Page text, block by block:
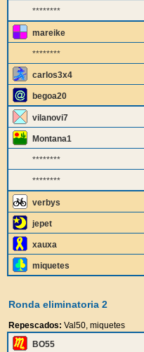
********
mareike
********
carlos3x4
begoa20
vilanovi7
Montana1
********
********
verbys
jepet
xauxa
miquetes
Ronda eliminatoria 2
Repescados: Val50, miquetes
BO55